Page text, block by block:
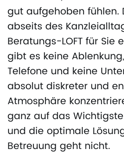
gut aufgehoben fühlen.
abseits des
Beratungs-LOFT für Sie
gibt es keine
Telefone und keine
absolut diskreter und
Atmosphäre
ganz auf das
und die optimale
Betreuung geht nicht.